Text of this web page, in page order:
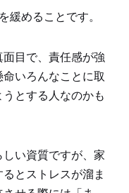
緩めることです。
目で、責任感が強
いろんなことに取
とする人なのかも
い資質ですが、家
とストレスが溜ま